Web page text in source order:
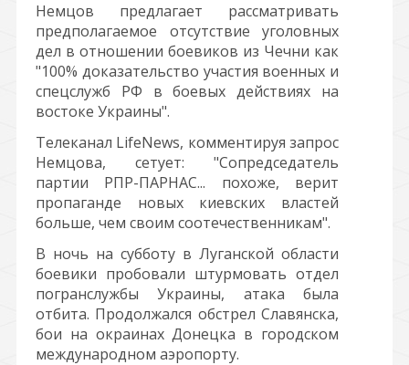
Немцов предлагает рассматривать
предполагаемое отсутствие уголовных
дел в отношении боевиков из Чечни как
"100% доказательство участия военных и
спецслужб РФ в боевых действиях на
востоке Украины".
Телеканал LifeNews, комментируя запрос
Немцова, сетует: "Сопредседатель
партии РПР-ПАРНАС... похоже, верит
пропаганде новых киевских властей
больше, чем своим соотечественникам".
В ночь на субботу в Луганской области
боевики пробовали штурмовать отдел
погранслужбы Украины, атака была
отбита. Продолжался обстрел Славянска,
бои на окраинах Донецка в городском
международном аэропорту.